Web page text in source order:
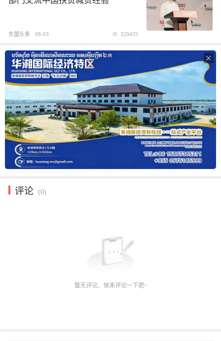
东盟头条 08-03 329435

评论 (0)